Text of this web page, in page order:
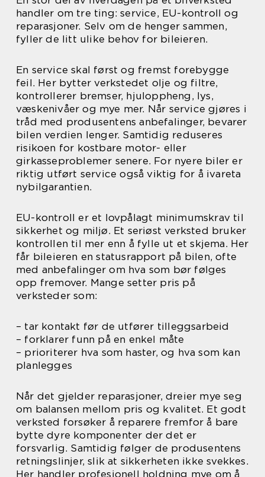
handler om tre ting: service, EU-kontroll og
reparasjoner. Selv om de henger sammen,
fyller de litt ulike behov for bileieren.
En service skal først og fremst forebygge
feil. Her bytter verkstedet olje og filtre,
kontrollerer bremser, hjuloppheng, lys,
væskenivåer og mye mer. Når service gjøres i
tråd med produsentens anbefalinger, bevarer
bilen verdien lenger. Samtidig reduseres
risikoen for kostbare motor- eller
girkasseproblemer senere. For nyere biler er
riktig utført service også viktig for å ivareta
nybilgarantien.
EU-kontroll er et lovpålagt minimumskrav til
sikkerhet og miljø. Et seriøst verksted bruker
kontrollen til mer enn å fylle ut et skjema. Her
får bileieren en statusrapport på bilen, ofte
med anbefalinger om hva som bør følges
opp fremover. Mange setter pris på
verksteder som:
– tar kontakt før de utfører tilleggsarbeid
– forklarer funn på en enkel måte
– prioriterer hva som haster, og hva som kan
planlegges
Når det gjelder reparasjoner, dreier mye seg
om balansen mellom pris og kvalitet. Et godt
verksted forsøker å reparere fremfor å bare
bytte dyre komponenter der det er
forsvarlig. Samtidig følger de produsentens
retningslinjer, slik at sikkerheten ikke svekkes.
Her handler profesjonell holdning mye om å